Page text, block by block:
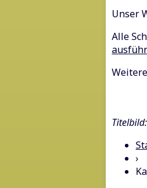
Unser
Alle
›